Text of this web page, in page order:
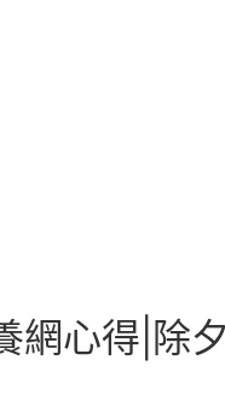
網心得|除